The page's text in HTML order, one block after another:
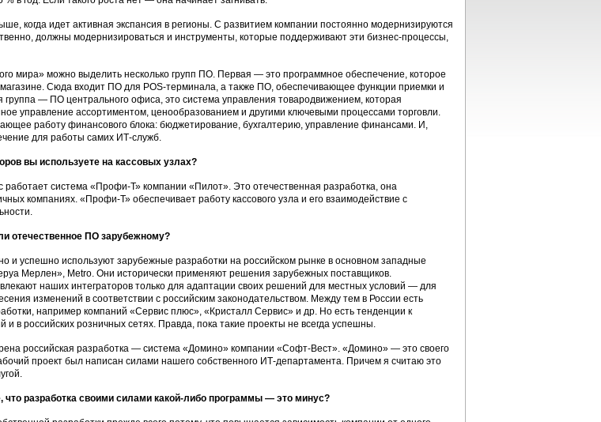
когда идет активная экспансия в регионы. С развитием компании постоянно модернизируются
должны модернизироваться и инструменты, которые поддерживают эти бизнес-процессы,
мира» можно выделить несколько групп ПО. Первая — это программное обеспечение, которое
Сюда входит ПО для POS-терминала, а также ПО, обеспечивающее функции приемки и
группа — ПО центрального офиса, это система управления товародвижением, которая
управление ассортиментом, ценообразованием и другими ключевыми процессами торговли.
работу финансового блока: бюджетирование, бухгалтерию, управление финансами. И,
для работы самих ИТ-служб.
вы используете на кассовых узлах?
работает система «Профи-Т» компании «Пилот». Это отечественная разработка, она
компаниях. «Профи-Т» обеспечивает работу кассового узла и его взаимодействие с
отечественное ПО зарубежному?
и успешно используют зарубежные разработки на российском рынке в основном западные
Мерлен», Metro. Они исторически применяют решения зарубежных поставщиков.
наших интеграторов только для адаптации своих решений для местных условий — для
изменений в соответствии с российским законодательством. Между тем в России есть
например компаний «Сервис плюс», «Кристалл Сервис» и др. Но есть тенденции к
в российских розничных сетях. Правда, пока такие проекты не всегда успешны.
российская разработка — система «Домино» компании «Софт-Вест». «Домино» — это своего
проект был написан силами нашего собственного ИТ-департамента. Причем я считаю это
что разработка своими силами какой-либо программы — это минус?